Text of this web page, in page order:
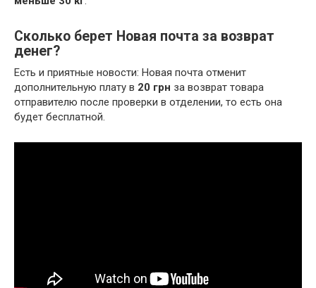
Сколько берет Новая почта за возврат
денег?
Есть и приятные новости: Новая почта отменит
дополнительную плату в 20 грн за возврат товара
отправителю после проверки в отделении, то есть она
будет бесплатной.